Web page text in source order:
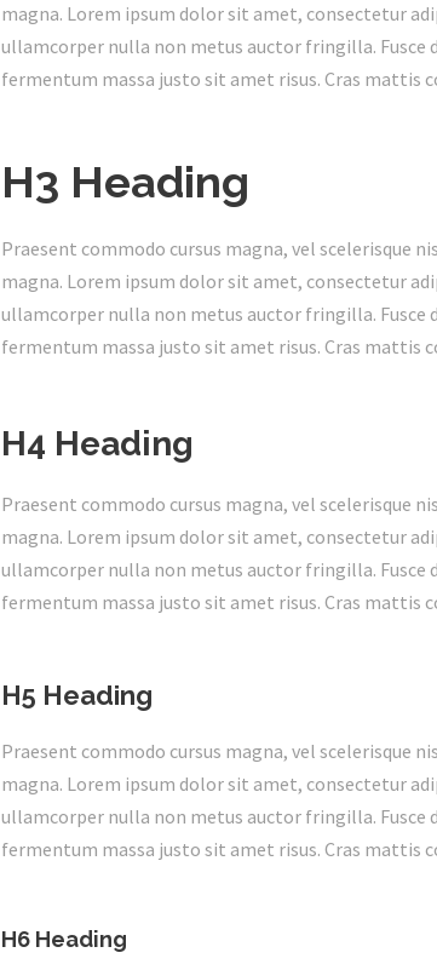
magna. Lorem ipsum dolor sit amet, consectetur
ullamcorper nulla non metus auctor fringilla.
fermentum massa justo sit amet risus. Cras mattis
H3 Heading
Praesent commodo cursus magna, vel scelerisque
magna. Lorem ipsum dolor sit amet, consectetur
ullamcorper nulla non metus auctor fringilla.
fermentum massa justo sit amet risus. Cras mattis
H4 Heading
Praesent commodo cursus magna, vel scelerisque
magna. Lorem ipsum dolor sit amet, consectetur
ullamcorper nulla non metus auctor fringilla.
fermentum massa justo sit amet risus. Cras mattis
H5 Heading
Praesent commodo cursus magna, vel scelerisque
magna. Lorem ipsum dolor sit amet, consectetur
ullamcorper nulla non metus auctor fringilla.
fermentum massa justo sit amet risus. Cras mattis
H6 Heading